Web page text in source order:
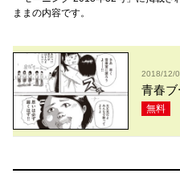
ままの内容です。
2018/12/
青春
無料